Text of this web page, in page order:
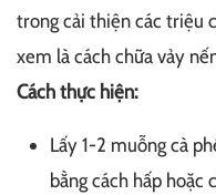
trong cải thiện các triệu
xem là cách chữa vảy
Cách thực hiện:
Lấy 1-2 muỗng cà
bằng cách hấp hoặc